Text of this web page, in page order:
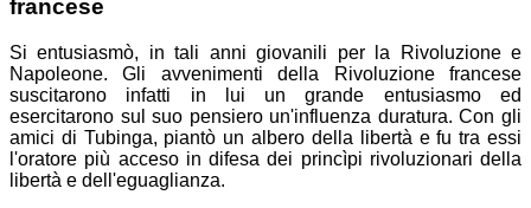
francese
Si entusiasmò, in tali anni giovanili per la Rivoluzione e
Napoleone. Gli avvenimenti della Rivoluzione francese
suscitarono infatti in lui un grande entusiasmo ed
esercitarono sul suo pensiero un'influenza duratura. Con gli
amici di Tubinga, piantò un albero della libertà e fu tra essi
l'oratore più acceso in difesa dei princìpi rivoluzionari della
libertà e dell'eguaglianza.